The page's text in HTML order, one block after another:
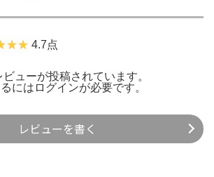
4.7点
ューが投稿されています。
には ログインが必要です。
レビューを書く